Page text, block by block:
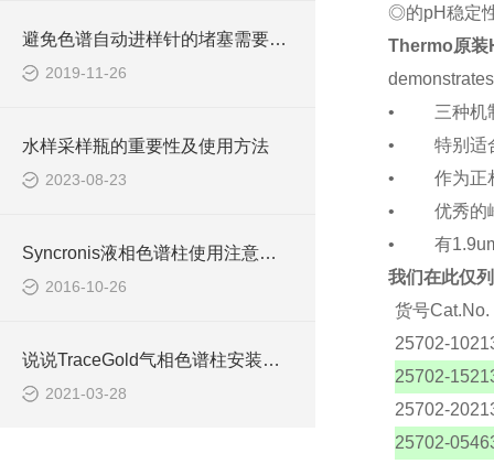
避免色谱自动进样针的堵塞需要注意什么呢
2019-11-26
水样采样瓶的重要性及使用方法
2023-08-23
Syncronis液相色谱柱使用注意事项
2016-10-26
说说TraceGold气相色谱柱安装前的准备工作
2021-03-28
◎的pH稳定
Thermo原装
• 三种机制
• 特别适合
• 作为正相
• 优秀的峰
• 有1.9um
我们在此仅
货号Cat.No.
25702-
25702-
25702-
25702-